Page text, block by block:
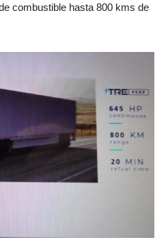
combustible hasta 800 kms de